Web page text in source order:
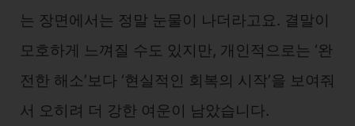
는 장면에서는 정말 눈물이 나더라고요. 결말이
모호하게 느껴질 수도 있지만, 개인적으로는 ‘완
전한 해소’보다 ‘현실적인 회복의 시작’을 보여줘
서 오히려 더 강한 여운이 남았습니다.